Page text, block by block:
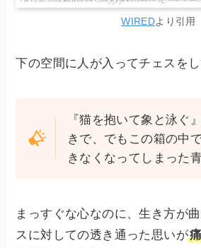
WIREDより引用
下の空間に人が入ってチェスをし
『猫を抱いて象と泳ぐ
きで、でもこの箱の中
きなくなってしまった
まっすぐな心なのに、生き方が
スに対しての透き通った思いが